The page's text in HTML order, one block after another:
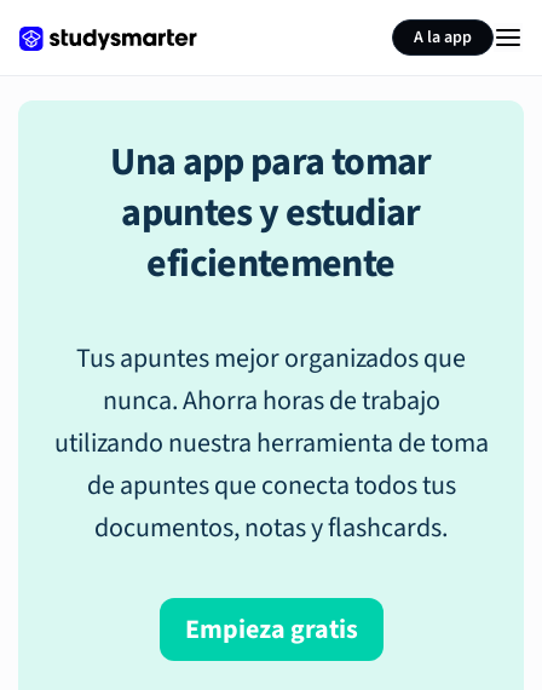
A la app
Una app para tomar
apuntes y estudiar
eficientemente
Tus apuntes mejor organizados que
nunca. Ahorra horas de trabajo
utilizando nuestra herramienta de toma
de apuntes que conecta todos tus
documentos, notas y flashcards.
Empieza gratis